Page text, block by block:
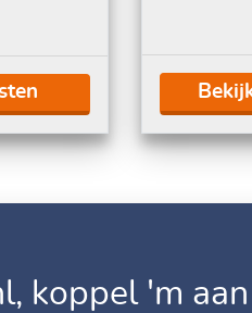
koppel 'm